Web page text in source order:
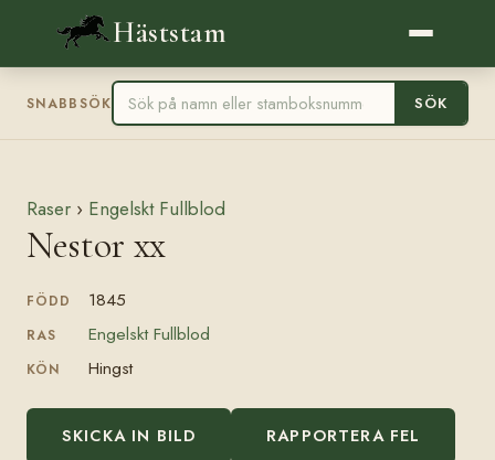
Häststam
SNABBSÖK SÖK
Raser › Engelskt Fullblod
Nestor xx
FÖDD 1845
RAS Engelskt Fullblod
KÖN Hingst
SKICKA IN BILD RAPPORTERA FEL